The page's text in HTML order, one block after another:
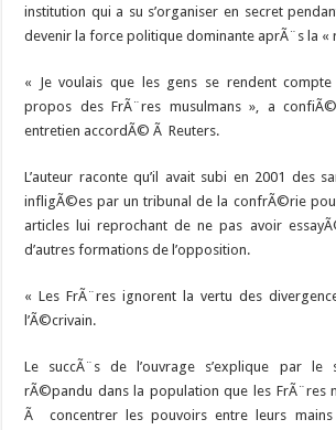
institution qui a su s’organiser en secret
devenir la force politique dominante aprÃ¨s la «
« Je voulais que les gens se rendent
propos des FrÃ¨res musulmans », a
entretien accordÃ© Ã Reuters.
L’auteur raconte qu’il avait subi en 2001 des
infligÃ©es par un tribunal de la confrÃ©rie
articles lui reprochant de ne pas avoir
d’autres formations de l’opposition.
« Les FrÃ¨res ignorent la vertu des
l’Ã©crivain.
Le succÃ¨s de l’ouvrage s’explique par le
rÃ©pandu dans la population que les FrÃ¨res
Ã concentrer les pouvoirs entre leurs